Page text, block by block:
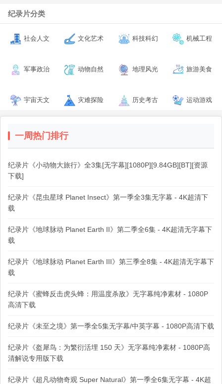
纪录片分类
社会人文 文化艺术 科技科幻 机械工程
军事政治 动物自然 地理风光 旅游美食
宇宙天文 灾难探险 历史考古 运动游戏
一周热门排行
纪录片《小动物大旅行》全3集[无字幕][1080P][9.84GB][BT][资源
下载]
纪录片《昆虫星球 Planet Insect》第一季全3集无字幕 - 4K超清下
载
纪录片《地球脉动 Planet Earth II》第二季全6集 - 4K超清无字幕下
载
纪录片《地球脉动 Planet Earth III》第三季全8集 - 4K超清无字幕下
载
纪录片《蜜蜂反击虎头蜂：用温度杀敌》无字幕纯净素材 - 1080P
高清下载
纪录片《未至之境》第一季全5集无字幕/中英字幕 - 1080P高清下载
纪录片《盔犀鸟：为繁衍活埋 150 天》无字幕纯净素材 - 1080P高
清解说专用版下载
纪录片《超凡动物奇观 Super Natural》第一季全6集无字幕 - 4K超